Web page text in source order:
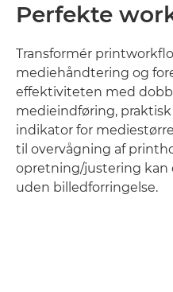
Perfekte
Transformér
mediehåndtering og
effektiviteten med
medieindføring,
indikator for
til overvågning af
opretning/justering kan
uden billedforringelse.